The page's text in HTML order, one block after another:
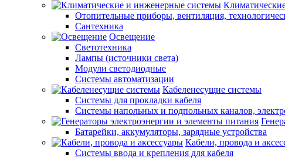
Отопительные приборы, вентиляция,
Сантехника
Освещение
Светотехника
Лампы (источники света)
Модули светодиодные
Системы автоматизации
Кабеленесущие системы
Системы для прокладки кабеля
Системы напольных и подпольных каналов,
Батарейки, аккумуляторы, зарядные устройства
Кабели, провода и
Системы ввода и крепления для кабеля